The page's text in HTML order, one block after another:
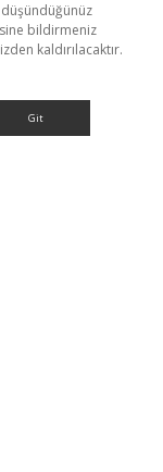
bildirmeniz
kaldırılacaktır.